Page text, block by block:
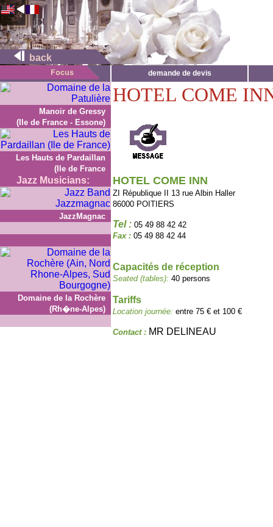
back
demande de devis
Manoir de Gressy
(Ile de France - Essone)
Les Hauts de Pardaillan
(Ile de France
Jazz Musicians:
JazzMagnac
Domaine de la Rochère
(Rh�ne-Alpes)
HOTEL COME
HOTEL COME INN
ZI République II 13 rue Albin Haller
86000 POITIERS
Tel : 05 49 88 42 42
Fax : 05 49 88 42 44
Capacités de réception
Seated (tables): 40 persons
Tariffs
Location journée: entre 75 € et 100 €
Contact : MR DELINEAU